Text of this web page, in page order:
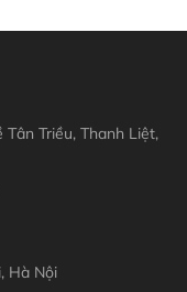
Triều, Thanh Liệt,
Hà Nội